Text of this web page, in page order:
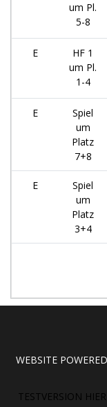
um Pl.
5-8
E
HF 1
um Pl.
1-4
E
Spiel
um
Platz
7+8
E
Spiel
um
Platz
3+4
WEBSITE
TESTVERSION